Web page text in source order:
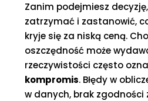
Zanim podejmiesz
zatrzymać i zastanowić,
kryje się za niską ceną.
oszczędność może
rzeczywistości często
kompromis. Błędy w
w danych, brak zgodności